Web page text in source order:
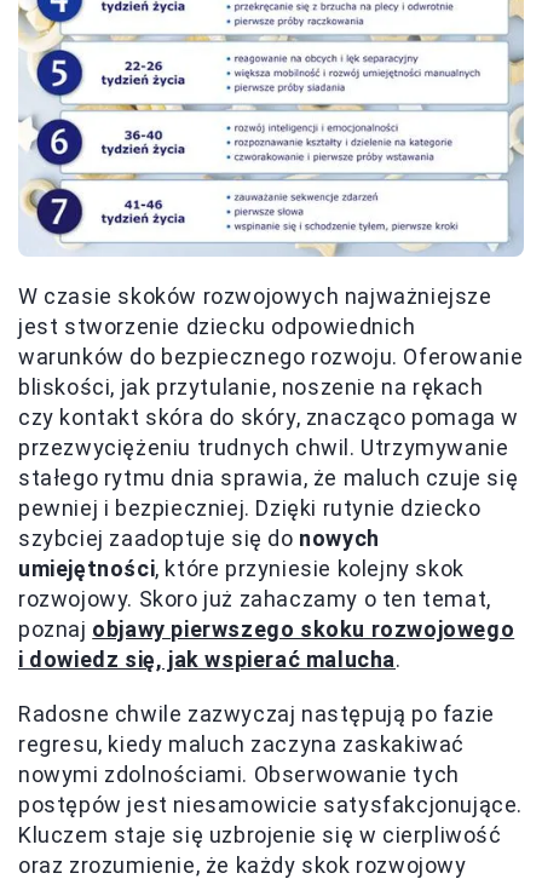
W czasie skoków rozwojowych najważniejsze
jest stworzenie dziecku odpowiednich
warunków do bezpiecznego rozwoju. Oferowanie
bliskości, jak przytulanie, noszenie na rękach
czy kontakt skóra do skóry, znacząco pomaga w
przezwyciężeniu trudnych chwil. Utrzymywanie
stałego rytmu dnia sprawia, że maluch czuje się
pewniej i bezpieczniej. Dzięki rutynie dziecko
szybciej zaadoptuje się do nowych
umiejętności, które przyniesie kolejny skok
rozwojowy. Skoro już zahaczamy o ten temat,
poznaj objawy pierwszego skoku rozwojowego
i dowiedz się, jak wspierać malucha.
Radosne chwile zazwyczaj następują po fazie
regresu, kiedy maluch zaczyna zaskakiwać
nowymi zdolnościami. Obserwowanie tych
postępów jest niesamowicie satysfakcjonujące.
Kluczem staje się uzbrojenie się w cierpliwość
oraz zrozumienie, że każdy skok rozwojowy